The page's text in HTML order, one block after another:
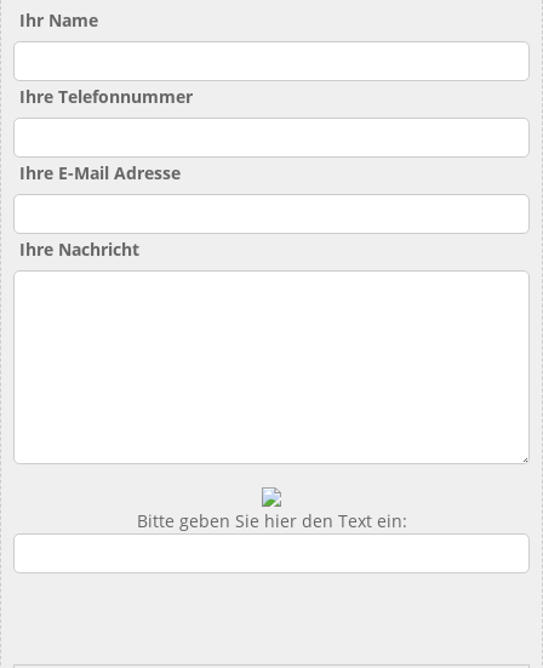
Ihr Name
Ihre Telefonnummer
Ihre E-Mail Adresse
Ihre Nachricht
Bitte geben Sie hier den Text ein: